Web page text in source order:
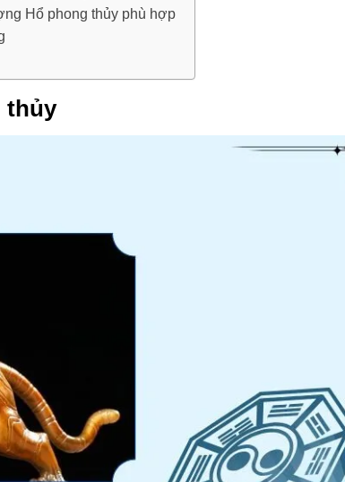
Hổ phong thủy phù hợp
thủy